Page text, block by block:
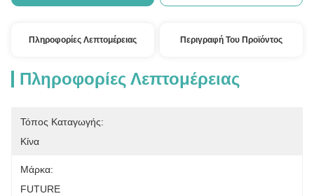
Πληροφορίες Λεπτομέρειας Περιγραφή Του Προϊόντος
Πληροφορίες Λεπτομέρειας
Τόπος Καταγωγής:
Κίνα
Μάρκα:
FUTURE